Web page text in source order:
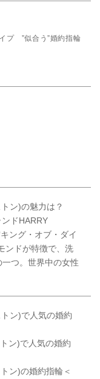
プ ”似合う”婚約指輪
ン)の魅力は？
ドHARRY
ング・オブ・ダイ
ンドが特徴で、洗
つ。世界中の女性
ン)で人気の婚約
ン)で人気の婚約
ン)の婚約指輪＜